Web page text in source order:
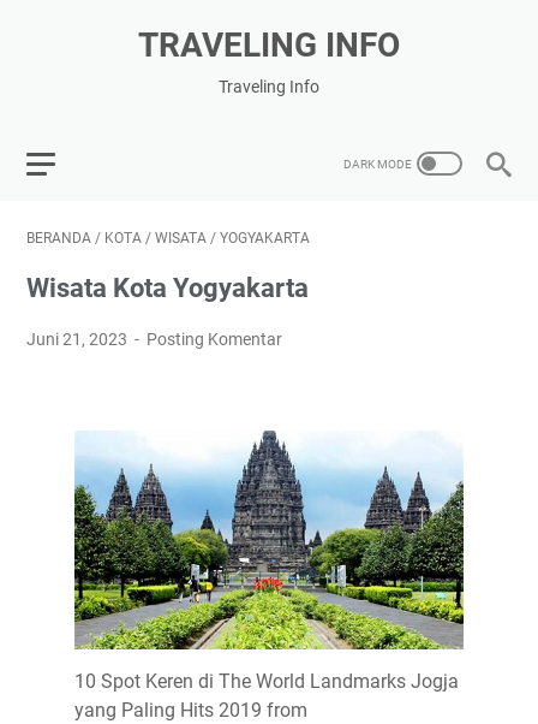
TRAVELING INFO
Traveling Info
BERANDA / KOTA / WISATA / YOGYAKARTA
Wisata Kota Yogyakarta
Juni 21, 2023 Posting Komentar
10 Spot Keren di The World Landmarks Jogja
yang Paling Hits 2019 from